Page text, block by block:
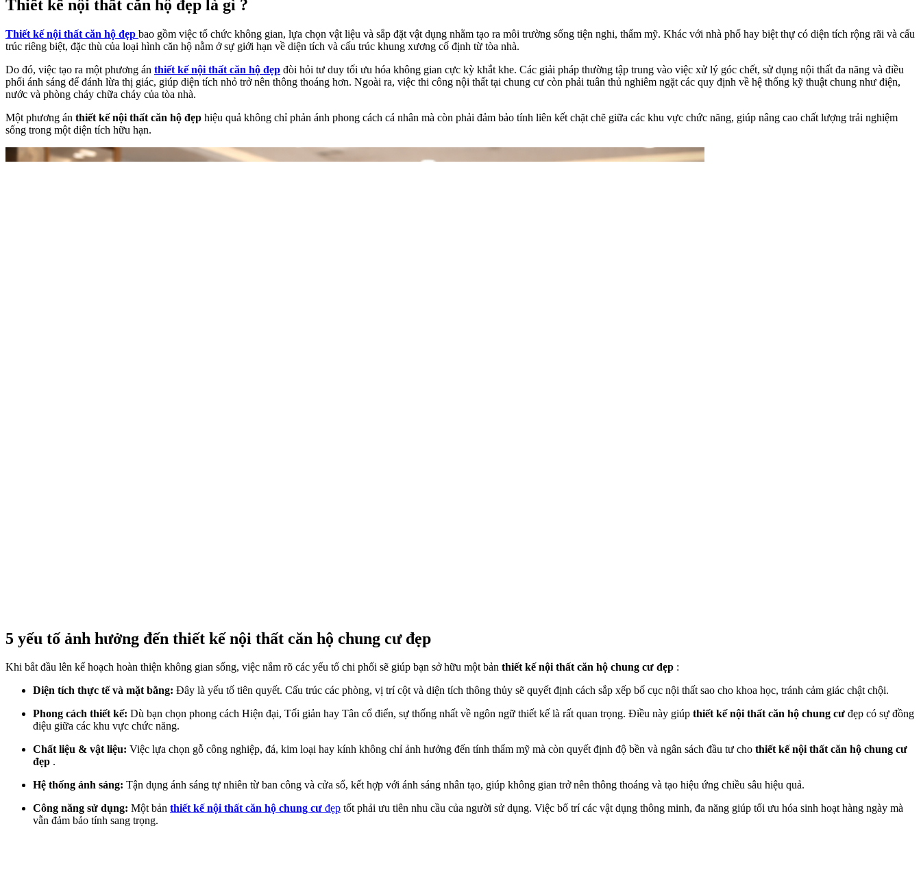
Thiết kế nội thất căn hộ đẹp là gì ?
Thiết kế nội thất căn hộ đẹp bao gồm việc tổ chức không gian, lựa chọn vật liệu và sắp đặt vật dụng nhằm tạo ra môi trường sống tiện nghi, thẩm mỹ. Khác với nhà phố hay biệt thự có diện tích rộng rãi và cấu
trúc riêng biệt, đặc thù của loại hình căn hộ nằm ở sự giới hạn về diện tích và cấu trúc khung xương cố định từ tòa nhà.
Do đó, việc tạo ra một phương án thiết kế nội thất căn hộ đẹp đòi hỏi tư duy tối ưu hóa không gian cực kỳ khắt khe. Các giải pháp thường tập trung vào việc xử lý góc chết, sử dụng nội thất đa năng và điều
phối ánh sáng để đánh lừa thị giác, giúp diện tích nhỏ trở nên thông thoáng hơn. Ngoài ra, việc thi công nội thất tại chung cư còn phải tuân thủ nghiêm ngặt các quy định về hệ thống kỹ thuật chung như điện,
nước và phòng cháy chữa cháy của tòa nhà.
Một phương án thiết kế nội thất căn hộ đẹp hiệu quả không chỉ phản ánh phong cách cá nhân mà còn phải đảm bảo tính liên kết chặt chẽ giữa các khu vực chức năng, giúp nâng cao chất lượng trải nghiệm
sống trong một diện tích hữu hạn.
5 yếu tố ảnh hưởng đến thiết kế nội thất căn hộ chung cư đẹp
Khi bắt đầu lên kế hoạch hoàn thiện không gian sống, việc nắm rõ các yếu tố chi phối sẽ giúp bạn sở hữu một bản thiết kế nội thất căn hộ chung cư đẹp :
Diện tích thực tế và mặt bằng: Đây là yếu tố tiên quyết. Cấu trúc các phòng, vị trí cột và diện tích thông thủy sẽ quyết định cách sắp xếp bố cục nội thất sao cho khoa học, tránh cảm giác chật chội.
Phong cách thiết kế: Dù bạn chọn phong cách Hiện đại, Tối giản hay Tân cổ điển, sự thống nhất về ngôn ngữ thiết kế là rất quan trọng. Điều này giúp thiết kế nội thất căn hộ chung cư đẹp có sự đồng
điệu giữa các khu vực chức năng.
Chất liệu & vật liệu: Việc lựa chọn gỗ công nghiệp, đá, kim loại hay kính không chỉ ảnh hưởng đến tính thẩm mỹ mà còn quyết định độ bền và ngân sách đầu tư cho thiết kế nội thất căn hộ chung cư
đẹp .
Hệ thống ánh sáng: Tận dụng ánh sáng tự nhiên từ ban công và cửa sổ, kết hợp với ánh sáng nhân tạo, giúp không gian trở nên thông thoáng và tạo hiệu ứng chiều sâu hiệu quả.
Công năng sử dụng: Một bản thiết kế nội thất căn hộ chung cư đẹp tốt phải ưu tiên nhu cầu của người sử dụng. Việc bố trí các vật dụng thông minh, đa năng giúp tối ưu hóa sinh hoạt hàng ngày mà
vẫn đảm bảo tính sang trọng.